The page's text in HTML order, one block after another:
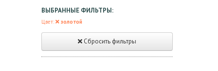
ВЫБРАННЫЕ ФИЛЬТРЫ:
Цвет: золотой
Сбросить фильтры